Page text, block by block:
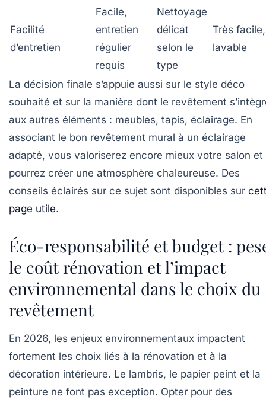
Facilité
d’entretien
Facile,
entretien
régulier
requis
Nettoyage
délicat
selon le
type
Très facile,
lavable
La décision finale s’appuie aussi sur le style déco
souhaité et sur la manière dont le revêtement
aux autres éléments : meubles, tapis, éclairage. En
associant le bon revêtement mural à un éclairage
adapté, vous valoriserez encore mieux votre salon et
pourrez créer une atmosphère chaleureuse. Des
conseils éclairés sur ce sujet sont disponibles sur
page utile.
Éco-responsabilité et budget :
le coût rénovation et l’impact
environnemental dans le choix du
revêtement
En 2026, les enjeux environnementaux impactent
fortement les choix liés à la rénovation et à la
décoration intérieure. Le lambris, le papier peint et la
peinture ne font pas exception. Opter pour des